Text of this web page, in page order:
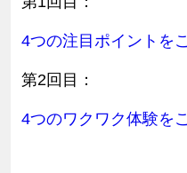
4つの注目ポイントを
第2回目：
4つのワクワク体験を